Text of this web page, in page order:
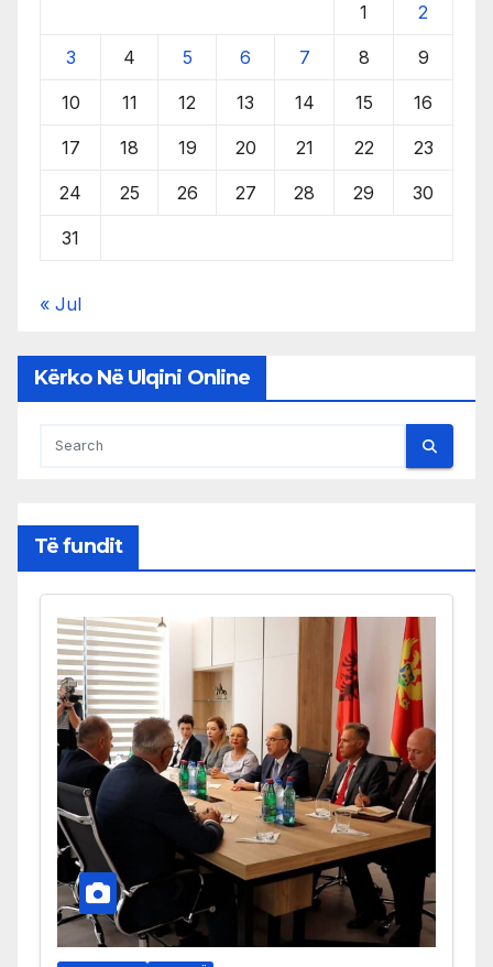
1 2
3 4 5 6 7 8 9
10 11 12 13 14 15 16
17 18 19 20 21 22 23
24 25 26 27 28 29 30
31
« Jul
Kërko Në Ulqini Online
Të fundit